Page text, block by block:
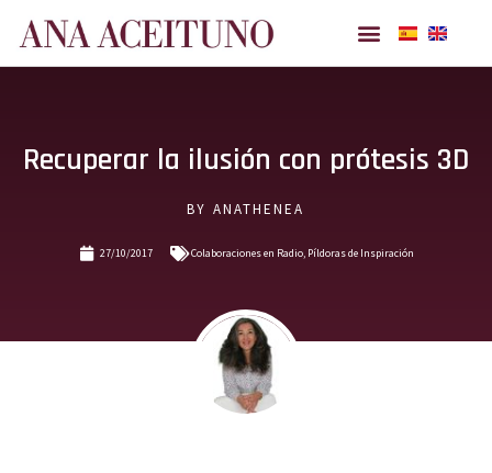
Recuperar la ilusión con prótesis 3D
BY ANATHENEA
27/10/2017 Colaboraciones en Radio, Píldoras de Inspiración